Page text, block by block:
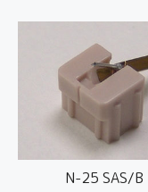
N-25 SAS/B